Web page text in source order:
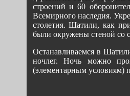
строений и 60
Всемирного наследия.
столетия. Шатили, как
были окружены стеной со
Останавливаемся в
ночлег. Ночь можно
(элементарным условиям)